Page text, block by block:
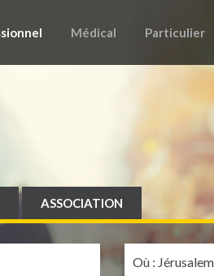
Médical Particulier
ASSOCIATION